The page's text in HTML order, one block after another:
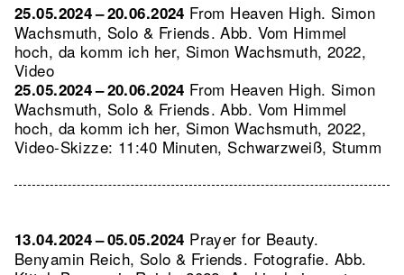
25.05.2024 – 20.06.2024 From Heaven High. Simon
Wachsmuth, Solo & Friends.Abb. Vom Himmel
hoch, da komm ich her, Simon Wachsmuth, 2022,
Video
25.05.2024 – 20.06.2024 From Heaven High. Simon
Wachsmuth, Solo & Friends.Abb. Vom Himmel
hoch, da komm ich her, Simon Wachsmuth, 2022,
Video-Skizze: 11:40 Minuten, Schwarzweiß, Stumm
13.04.2024 – 05.05.2024 Prayer for Beauty.
Benyamin Reich, Solo & Friends. Fotografie. Abb.